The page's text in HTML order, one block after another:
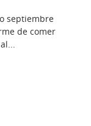
septiembre
de comer